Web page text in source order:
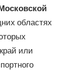
областях
или